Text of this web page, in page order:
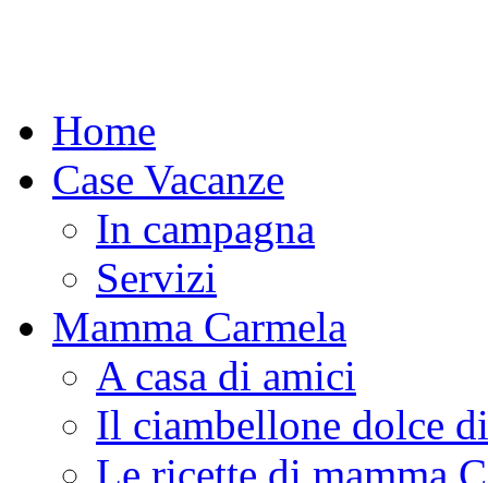
Home
Case Vacanze
In campagna
Servizi
Mamma Carmela
A casa di amici
Il ciambellone dolce
Le ricette di mamma